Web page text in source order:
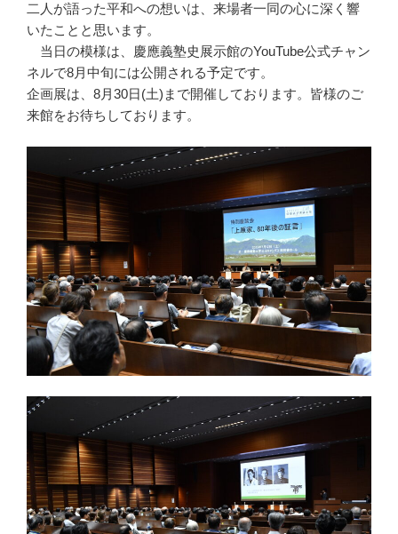
二人が語った平和への想いは、来場者一同の心に深く響
いたことと思います。
当日の模様は、慶應義塾史展示館のYouTube公式チャン
ネルで8月中旬には公開される予定です。
企画展は、8月30日(土)まで開催しております。皆様のご
来館をお待ちしております。